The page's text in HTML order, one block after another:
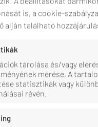
is, a cookie-
alján található
tárolása és/vagy
mérése, A
statisztikák vagy
révén.